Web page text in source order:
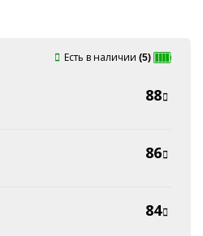
Есть в наличии (5)
88
86
84